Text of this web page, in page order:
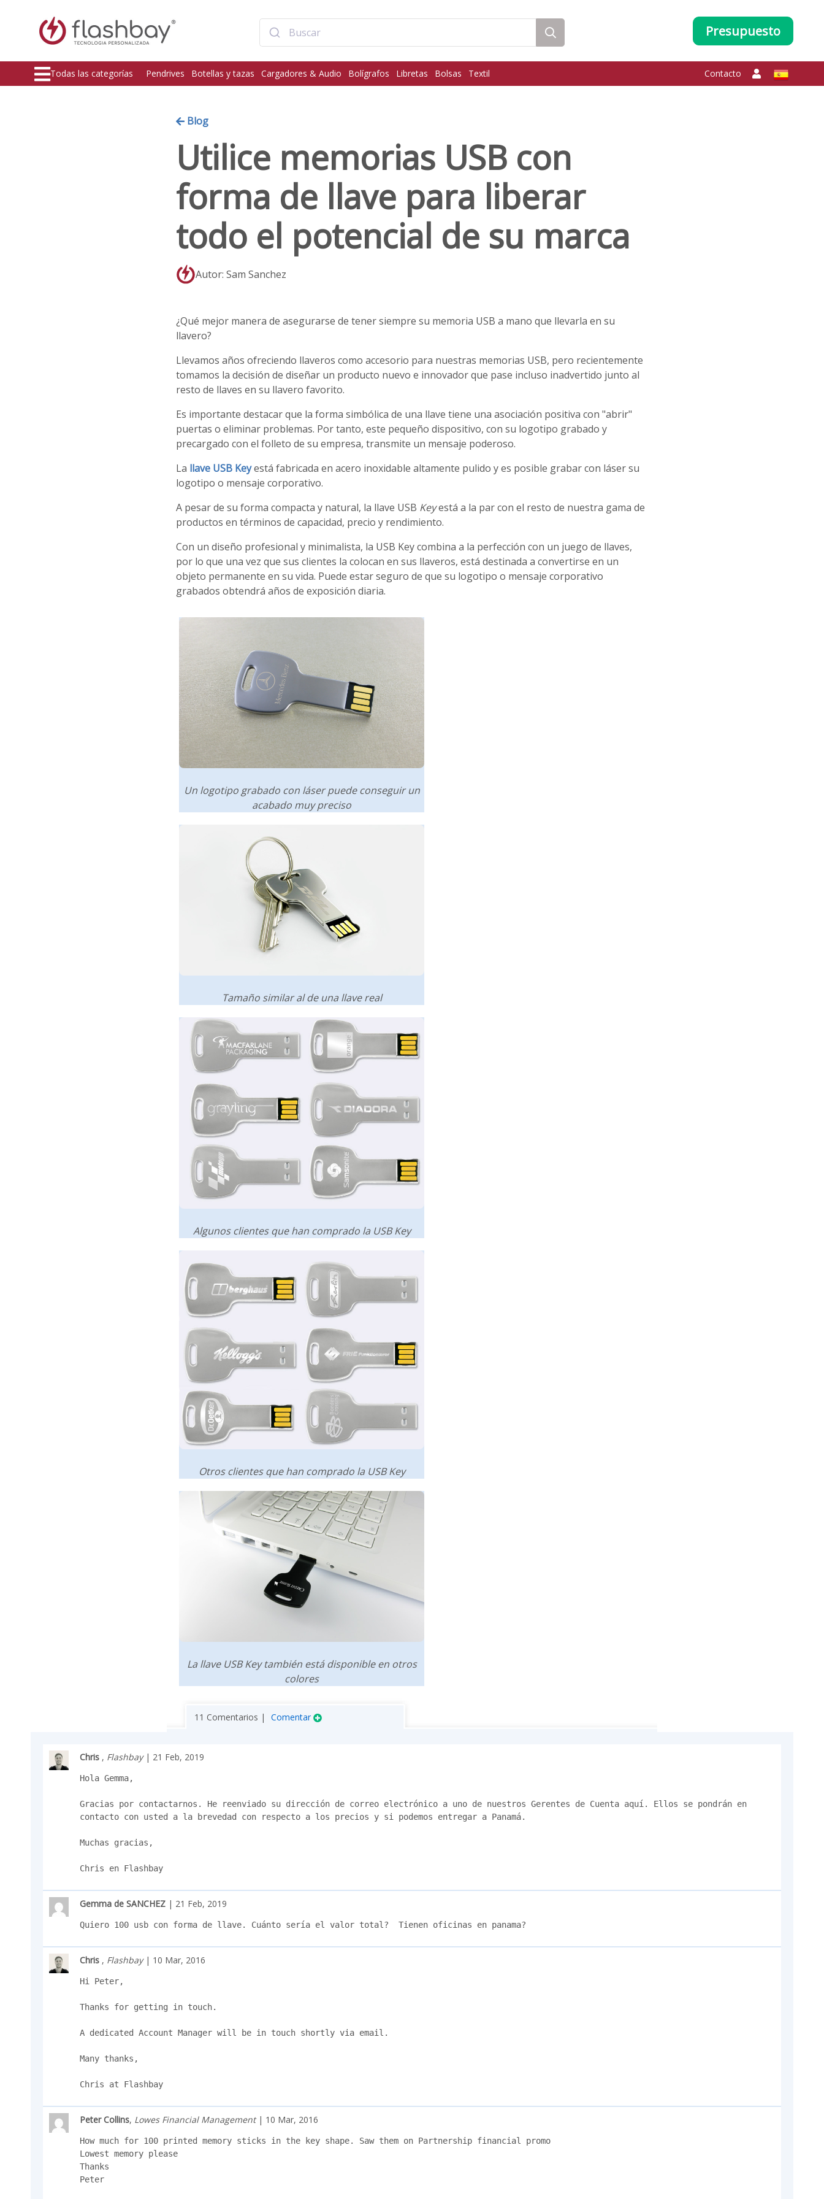
Presupuesto
Todas las categorías Pendrives Botellas y tazas Cargadores & Audio Bolígrafos Libretas Bolsas Textil Contacto
Blog
Utilice memorias USB con
forma de llave para liberar
todo el potencial de su marca
Autor: Sam Sanchez
¿Qué mejor manera de asegurarse de tener siempre su memoria USB a mano que llevarla en su
llavero?
Llevamos años ofreciendo llaveros como accesorio para nuestras memorias USB, pero recientemente
tomamos la decisión de diseñar un producto nuevo e innovador que pase incluso inadvertido junto al
resto de llaves en su llavero favorito.
Es importante destacar que la forma simbólica de una llave tiene una asociación positiva con "abrir"
puertas o eliminar problemas. Por tanto, este pequeño dispositivo, con su logotipo grabado y
precargado con el folleto de su empresa, transmite un mensaje poderoso.
La llave USB Keyestá fabricada en acero inoxidable altamente pulido y es posible grabar con láser su
logotipo o mensaje corporativo.
A pesar de su forma compacta y natural, la llave USB Keyestá a la par con el resto de nuestra gama de
productos en términos de capacidad, precio y rendimiento.
Con un diseño profesional y minimalista, la USB Key combina a la perfección con un juego de llaves,
por lo que una vez que sus clientes la colocan en sus llaveros, está destinada a convertirse en un
objeto permanente en su vida. Puede estar seguro de que su logotipo o mensaje corporativo
grabados obtendrá años de exposición diaria.
Un logotipo grabado con láser puede conseguir un
acabado muy preciso
Tamaño similar al de una llave real
Algunos clientes que han comprado la USB Key
Otros clientes que han comprado la USB Key
La llave USB Key también está disponible en otros
colores
11 Comentarios | Comentar
Chris , Flashbay| 21 Feb, 2019
Hola Gemma,
Gracias por contactarnos. He reenviado su dirección de correo electrónico a uno de nuestros Gerentes de Cuenta aquí. Ellos se pondrán en
contacto con usted a la brevedad con respecto a los precios y si podemos entregar a Panamá.
Muchas gracias,
Chris en Flashbay
Gemma de SANCHEZ | 21 Feb, 2019
Quiero 100 usb con forma de llave. Cuánto sería el valor total?  Tienen oficinas en panama?
Chris , Flashbay| 10 Mar, 2016
Hi Peter,
Thanks for getting in touch.
A dedicated Account Manager will be in touch shortly via email.
Many thanks,
Chris at Flashbay
Peter Collins, Lowes Financial Management| 10 Mar, 2016
How much for 100 printed memory sticks in the key shape. Saw them on Partnership financial promo
Lowest memory please
Thanks
Peter